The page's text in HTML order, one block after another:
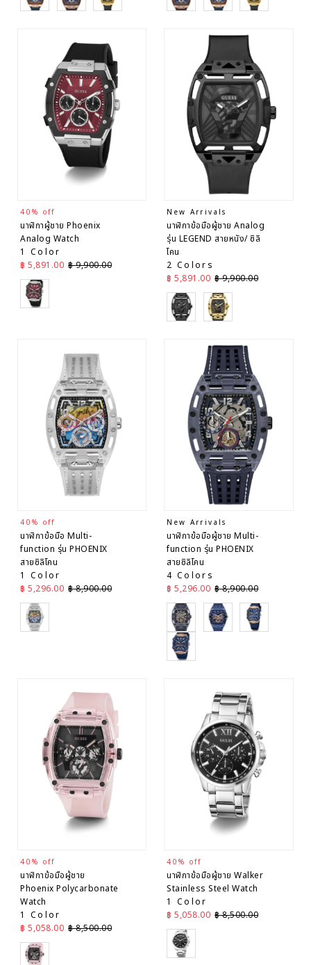
40% off
นาฬิกาผู้ชาย Phoenix
Analog Watch
1 Color
ราคาลด
฿ 5,891.00 ราคาปกติ
฿ 9,900.00
Silver
New Arrivals
นาฬิกาข้อมือผู้ชาย Analog
รุ่น LEGEND สายหนัง/ ซิลิ
โคน
2 Colors
ราคาลด
฿ 5,891.00 ราคาปกติ
฿ 9,900.00
Black Black
40% off
นาฬิกาข้อมือ Multi-
function รุ่น PHOENIX
สายซิลิโคน
1 Color
ราคาลด
฿ 5,296.00 ราคาปกติ
฿ 8,900.00
Grey
New Arrivals
นาฬิกาข้อมือผู้ชาย Multi-
function รุ่น PHOENIX
สายซิลิโคน
4 Colors
ราคาลด
฿ 5,296.00 ราคาปกติ
฿ 8,900.00
Black Black
Rose Gold
Rose Gold
40% off
นาฬิกาข้อมือผู้ชาย
Phoenix Polycarbonate
Watch
1 Color
ราคาลด
฿ 5,058.00 ราคาปกติ
฿ 8,500.00
Pink
40% off
นาฬิกาข้อมือผู้ชาย Walker
Stainless Steel Watch
1 Color
ราคาลด
฿ 5,058.00 ราคาปกติ
฿ 8,500.00
Silver